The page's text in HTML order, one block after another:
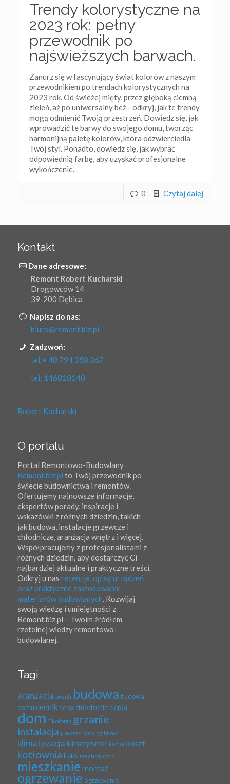
Trendy kolorystyczne na
2023 rok: pełny
przewodnik po
najświeższych barwach.
Zanurz się w fascynujący świat kolorów z naszym
przewodnikiem po trendach kolorystycznych na
2023 rok. Od świeżej mięty, przez głęboką ciemną
zieleń, aż po uniwersalny beż - odkryj, jak te trendy
mogą odmienić Twoją przestrzeń. Dowiedz się, jak
wprowadzić te barwy do swojego domu, tworząc
harmonijną paletę kolorów, która odzwierciedla
Twój styl. Ponadto, dowiedz się, jak wybrać
odpowiednią farbę, aby uzyskać profesjonalne
wykończenie.
0 Czytaj dalej
Kontakt
Dane adresowe:
Remont Robert Kucharski
Drogowców 14
39-200 Dębica
Napisz do nas:
biuro@remont.biz.pl
Zadzwoń:
tel:+ 48 794 358 367
tel: 146810140
Robert Kucharski
O portalu
Portal Remontowo-Budowlany
Remont.biz.pl to Twój przewodnik po
świecie budownictwa i remontów.
Ofertujemy najnowsze informacje,
ekspertów porady, inspiracje i
wskazówki z różnych dziedzin, takich
jak budowa, instalacje grzewcze i
chłodnicze, aranżacja wnętrz i więcej.
Współpracujemy z profesjonalistami z
różnych dziedzin, aby dostarczyć Ci
najbardziej aktualne i praktyczne treści.
Odkryj u nas recenzje, opisy urządzeń
oraz praktyczne zastosowanie
materiałów budowlanych. Rozwijaj
swoją wiedzę i umiejętności z
Remont.biz.pl – Twoim źródłem
rzetelnej wiedzy remontowo-
budowlanej.
Tagi
aranżacja bosch budowa budowa
domu cennik ceny chłodzenie ciepła
dom Ekologia grzanie
instalacja junkers katalog klima
klimatyzacja klimatyzator kocioł koszt
kotłownia kotły mechaniczna
mieszkaniemontaż
ogrzewanie ogrzewanie